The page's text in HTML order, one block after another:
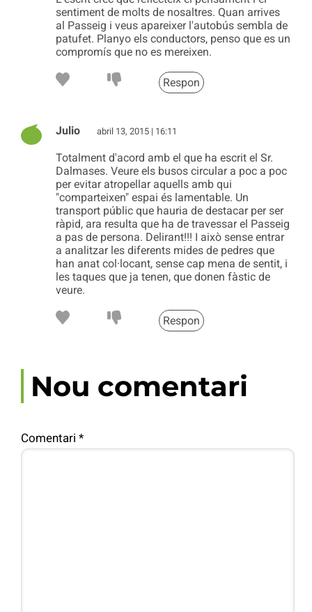
sentiment de molts de nosaltres. Quan arrives
al Passeig i veus apareixer l'autobús sembla de
patufet. Planyo els conductors, penso que es un
compromís que no es mereixen.
Respon
Julio abril 13, 2015 | 16:11
Totalment d'acord amb el que ha escrit el Sr.
Dalmases. Veure els busos circular a poc a poc
per evitar atropellar aquells amb qui
"comparteixen" espai és lamentable. Un
transport públic que hauria de destacar per ser
ràpid, ara resulta que ha de travessar el Passeig
a pas de persona. Delirant!!! I això sense entrar
a analitzar les diferents mides de pedres que
han anat col·locant, sense cap mena de sentit, i
les taques que ja tenen, que donen fàstic de
veure.
Respon
Nou comentari
Comentari *